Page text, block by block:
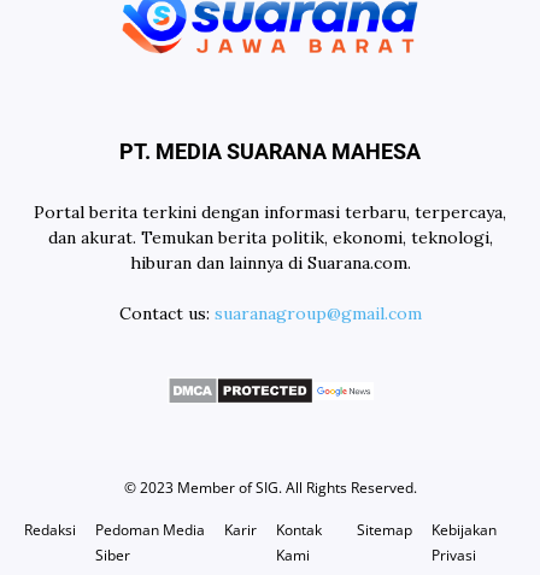
PT. MEDIA SUARANA MAHESA
Portal berita terkini dengan informasi terbaru, terpercaya,
dan akurat. Temukan berita politik, ekonomi, teknologi,
hiburan dan lainnya di Suarana.com.
Contact us: suaranagroup@gmail.com
© 2023 Member ofSIG. All Rights Reserved.
Redaksi
Pedoman Media
Siber
Karir
Kontak
Kami
Sitemap
Kebijakan
Privasi